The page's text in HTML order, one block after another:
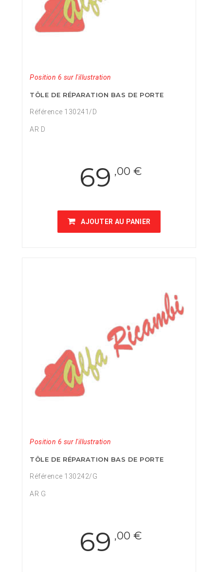
Position 6 sur l'illustration
TÔLE DE RÉPARATION BAS DE PORTE
Référence 130241/D
AR D
69 ,00 €
AJOUTER AU PANIER
Position 6 sur l'illustration
TÔLE DE RÉPARATION BAS DE PORTE
Référence 130242/G
AR G
69 ,00 €